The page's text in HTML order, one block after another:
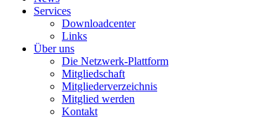
Services
Downloadcenter
Links
Über uns
Die Netzwerk-Plattform
Mitgliedschaft
Mitgliederverzeichnis
Mitglied werden
Kontakt